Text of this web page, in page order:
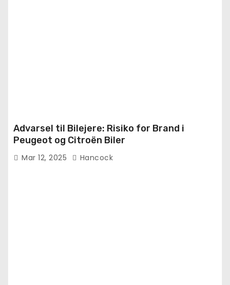
Advarsel til Bilejere: Risiko for Brand i
Peugeot og Citroën Biler
Mar 12, 2025 Hancock